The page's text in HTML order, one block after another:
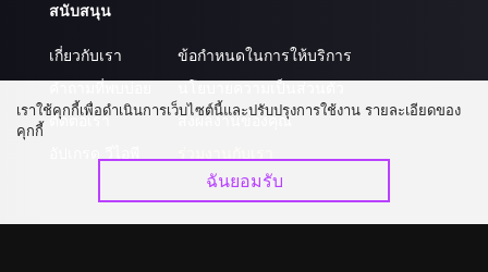
สนับสนุน
เกี่ยวกับเรา
ติดต่อเรา
ข้อกำหนดในการให้บริการ
ส่งผลงานของคุณ
เราใช้คุกกี้เพื่อดำเนินการเว็บไซต์นี้และปรับปรุงการใช้งาน รายละเอียดของ
คุกกี้
ฉันยอมรับ